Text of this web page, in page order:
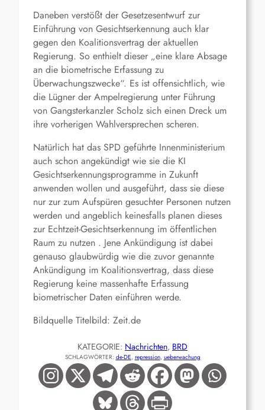
Daneben verstößt der Gesetzesentwurf zur
Einführung von Gesichtserkennung auch klar
gegen den Koalitionsvertrag der aktuellen
Regierung. So enthielt dieser „eine klare Absage
an die biometrische Erfassung zu
Überwachungszwecke“. Es ist offensichtlich, wie
die Lügner der Ampelregierung unter Führung
von Gangsterkanzler Scholz sich einen Dreck um
ihre vorherigen Wahlversprechen scheren.
Natürlich hat das SPD geführte Innenministerium
auch schon angekündigt wie sie die KI
Gesichtserkennungsprogramme in Zukunft
anwenden wollen und ausgeführt, dass sie diese
nur zur zum Aufspüren gesuchter Personen nutzen
werden und angeblich keinesfalls planen dieses
zur Echtzeit-Gesichtserkennung im öffentlichen
Raum zu nutzen . Jene Ankündigung ist dabei
genauso glaubwürdig wie die zuvor genannte
Ankündigung im Koalitionsvertrag, dass diese
Regierung keine massenhafte Erfassung
biometrischer Daten einführen werde.
Bildquelle Titelbild: Zeit.de
KATEGORIE: Nachrichten, BRD
SCHLAGWÖRTER: de-DE, repression, ueberwachung